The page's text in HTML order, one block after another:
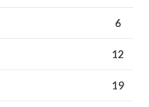
6
12
19